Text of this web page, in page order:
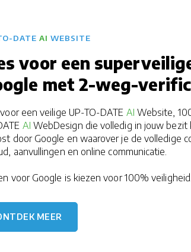
DATE AI WEBSITE
voor een
met 2-weg-
een veilige UP-TO-DATE AI Website,
AI WebDesign die volledig in jouw
door Google en waarover je de volledige
aanvullingen en online communicatie.
voor Google is kiezen voor 100%
MEER